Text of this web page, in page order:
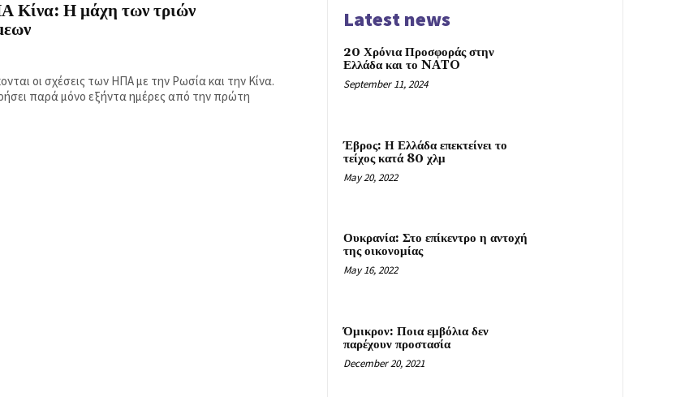
Κίνα: Η μάχη των τριών
οι σχέσεις των ΗΠΑ με την Ρωσία και την Κίνα.
παρά μόνο εξήντα ημέρες από την πρώτη
Latest news
20 Χρόνια Προσφοράς στην
Ελλάδα και το NATO
September 11, 2024
Έβρος: Η Ελλάδα επεκτείνει το
τείχος κατά 80 χλμ
May 20, 2022
Ουκρανία: Στο επίκεντρο η αντοχή
της οικονομίας
May 16, 2022
Όμικρον: Ποια εμβόλια δεν
παρέχουν προστασία
December 20, 2021